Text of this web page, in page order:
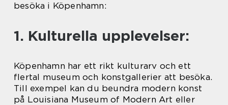
besöka i Köpenhamn:
1. Kulturella upplevelser:
Köpenhamn har ett rikt kulturarv och ett
flertal museum och konstgallerier att besöka.
Till exempel kan du beundra modern konst
på Louisiana Museum of Modern Art eller